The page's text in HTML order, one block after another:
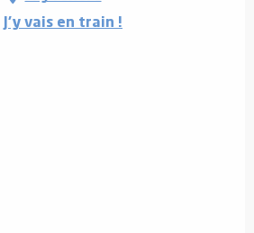
J'y vais en train !